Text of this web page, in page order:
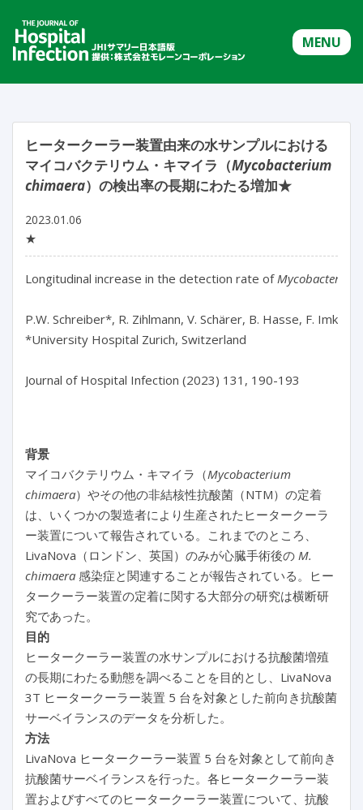
MENU
ヒータークーラー装置由来の水サンプルにおける
マイコバクテリウム・キマイラ（Mycobacterium
chimaera）の検出率の長期にわたる増加★
2023.01.06
★
Longitudinal increase in the detection rate of
P.W. Schreiber*, R. Zihlmann, V. Schärer, B. Hasse, F.
*University Hospital Zurich, Switzerland
Journal of Hospital Infection (2023) 131, 190-193
背景
マイコバクテリウム・キマイラ（Mycobacterium
chimaera）やその他の非結核性抗酸菌（NTM）の定着
は、いくつかの製造者により生産されたヒータークーラ
ー装置について報告されている。これまでのところ、
LivaNova（ロンドン、英国）のみが心臓手術後の M.
chimaera 感染症と関連することが報告されている。ヒー
タークーラー装置の定着に関する大部分の研究は横断研
究であった。
目的
ヒータークーラー装置の水サンプルにおける抗酸菌増殖
の長期にわたる動態を調べることを目的とし、LivaNova
3T ヒータークーラー装置 5 台を対象とした前向き抗酸菌
サーベイランスのデータを分析した。
方法
LivaNova ヒータークーラー装置 5 台を対象として前向き
抗酸菌サーベイランスを行った。各ヒータークーラー装
置およびすべてのヒータークーラー装置について、抗酸